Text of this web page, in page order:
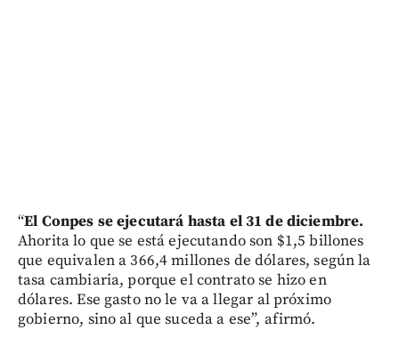
“El Conpes se ejecutará hasta el 31 de diciembre.
Ahorita lo que se está ejecutando son $1,5 billones
que equivalen a 366,4 millones de dólares, según la
tasa cambiaria, porque el contrato se hizo en
dólares. Ese gasto no le va a llegar al próximo
gobierno, sino al que suceda a ese”, afirmó.